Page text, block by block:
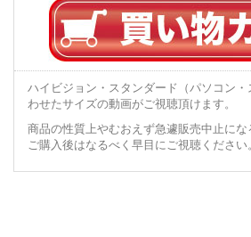
ハイビジョン・スタンダード（パソコン
わせたサイズの動画がご視聴頂けます。
商品の性質上やむおえず急遽販売中止にな
ご購入後はなるべく早目にご視聴ください